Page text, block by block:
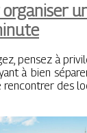
pensez à
à bien
des